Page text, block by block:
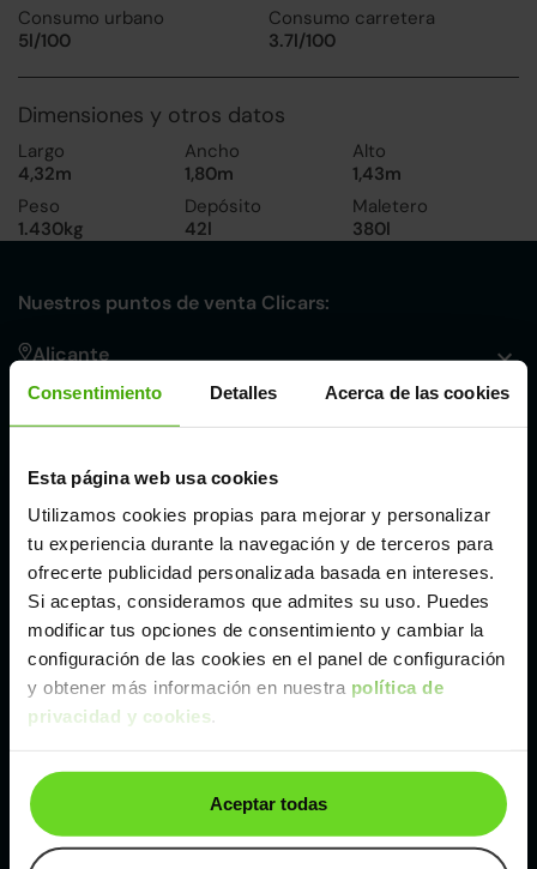
Consentimiento Detalles Acerca de las cookies
Esta página web usa cookies
Utilizamos cookies propias para mejorar y personalizar
tu experiencia durante la navegación y de terceros para
ofrecerte publicidad personalizada basada en intereses.
Si aceptas, consideramos que admites su uso. Puedes
modificar tus opciones de consentimiento y cambiar la
configuración de las cookies en el panel de configuración
y obtener más información en nuestra política de
privacidad y cookies.
Aceptar todas
Consumo urbano
5l/100
Consumo carretera
3.7l/100
Dimensiones y otros datos
Largo
4,32m
Ancho
1,80m
Alto
1,43m
Peso
1.430kg
Depósito
42l
Maletero
380l
Nuestros puntos de venta Clicars:
Alicante
Córdoba
Málaga
Valencia
Zaragoza
Ver BMW Serie 1 de segunda mano y ocasión
BMW Serie 1 de segunda mano y ocasión